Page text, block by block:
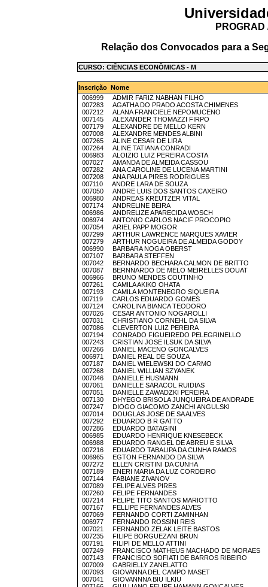
Relação dos Convocados para a
CURSO: CIÊNCIAS ECONÔMICAS - M
Inscrição Nome
006999 ADMIR FARIZ NABHAN FILHO
007283 AGATHA DO PRADO ACOSTA CHIMENES
007212 ALANA FRANCIELE NEPOMUCENO
007145 ALEXANDER THOMAZZI FIRPO
007179 ALEXANDRE DE MELLO KERN
007008 ALEXANDRE MENDES ALBINI
007265 ALINE CESAR DE LIRA
007264 ALINE TATIANA CONRADI
006983 ALOIZIO LUIZ PEREIRA COSTA
007027 AMANDA DE ALMEIDA CASSOU
007282 ANA CAROLINE DE LUCENA MARTINI
007208 ANA PAULA PIRES RODRIGUES
007110 ANDRE LARA DE SOUZA
007050 ANDRE LUIS DOS SANTOS CAXEIRO
006980 ANDREAS KREUTZER VITAL
007174 ANDRELINE BEIRA
006986 ANDRELIZE APARECIDA WOSCH
006974 ANTONIO CARLOS NACIF PROCOPIO
007054 ARIEL PAPP MOGOR
007299 ARTHUR LAWRENCE MARQUES XAVIER
007279 ARTHUR NOGUEIRA DE ALMEIDA GODOY
006990 BARBARA NOGA OBERST
007107 BARBARA STEFFEN
007042 BERNARDO BECHARA CALMON DE BRITTO
007087 BERNNARDO DE MELO MEIRELLES DOUAT
006966 BRUNO MENDES COUTINHO
007261 CAMILA AKIKO OHATA
007193 CAMILA MONTENEGRO SIQUEIRA
007119 CARLOS EDUARDO GOMES
007124 CAROLINA BIANCA TEODORO
007026 CESAR ANTONIO NOGAROLLI
007031 CHRISTIANO CORNEHL DA SILVA
007086 CLEVERTON LUIZ PEREIRA
007194 CONRADO FIGUEIREDO PELEGRINELLO
007243 CRISTIAN JOSE ILSUK DA SILVA
007266 DANIEL MACENO GONCALVES
006971 DANIEL REAL DE SOUZA
007187 DANIEL WIELEWSKI DO CARMO
007268 DANIEL WILLIAN SZYANEK
007046 DANIELLE HUSMANN
007061 DANIELLE SARACOL RUIDIAS
007051 DANIELLE ZAWADZKI PEREIRA
007130 DHYEGO BRISOLA JUNQUEIRA DE ANDRADE
007247 DIOGO GIACOMO ZANCHI ANGULSKI
007014 DOUGLAS JOSE DE SA ALVES
007292 EDUARDO B R GATTO
007286 EDUARDO BATAGINI
006985 EDUARDO HENRIQUE KNESEBECK
006988 EDUARDO RANGEL DE ABREU E SILVA
007216 EDUARDO TABALIPA DA CUNHA RAMOS
006965 EGTON FERNANDO DA SILVA
007272 ELLEN CRISTINI DA CUNHA
007189 ENERI MARIA DA LUZ CORDEIRO
007144 FABIANE ZIVANOV
007089 FELIPE ALVES PIRES
007260 FELIPE FERNANDES
007214 FELIPE TITO SANTOS MARIOTTO
007167 FELLIPE FERNANDES ALVES
007069 FERNANDO CORTI ZAMINHAN
006977 FERNANDO ROSSINI REIS
007021 FERNANDO ZELAK LEITE BASTOS
007235 FILIPE BORGUEZANI BRUN
007191 FILIPI DE MELLO ATTINI
007249 FRANCISCO MATHEUS MACHADO DE MORAES
007143 FRANCISCO SOFIATI DE BARROS RIBEIRO
007009 GABRIELLY ZANELATTO
007093 GIOVANNA DEL CAMPO MASET
007041 GIOVANNNA BIU ILKIU